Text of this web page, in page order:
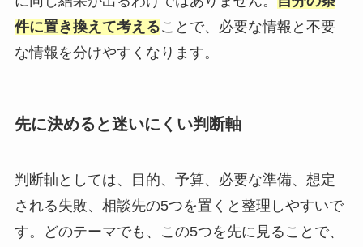
件に置き換えて考えることで、必要な情報と不要
な情報を分けやすくなります。
先に決めると迷いにくい判断軸
判断軸としては、目的、予算、必要な準備、想定
される失敗、相談先の5つを置くと整理しやすいで
す。どのテーマでも、この5つを先に見ることで、